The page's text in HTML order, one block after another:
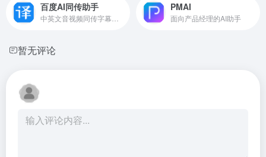
百度AI同传助手 PMAI
面向产品经理的AI助手
暂无评论